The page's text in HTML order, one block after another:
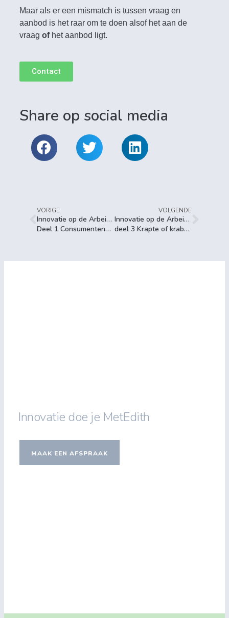
Maar als er een mismatch is tussen vraag en
aanbod is het raar om te doen alsof het aan de
vraagofhet aanbod ligt.
Contact
Share op social media
VORIGE
Innovatie op de Arbeidsmarkt:
Deel 1 Consumentencrisis
VOLGENDE
Innovatie op de Arbeidsmarkt:
deel 3 Krapte of krabde?
Innovatie doe je MetEdith
MAAK EEN AFSPRAAK